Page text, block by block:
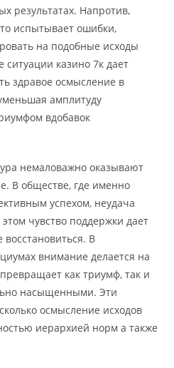
результатах. Напротив,
испытывает ошибки,
на подобные исходы
казино 7к дает
здравое осмысление в
амплитуду
вдобавок
немаловажно оказывают
В обществе, где именно
успехом, неудача
чувство поддержки дает
В
внимание делается на
как триумф, так и
насыщенными. Эти
осмысление исходов
иерархией норм а также